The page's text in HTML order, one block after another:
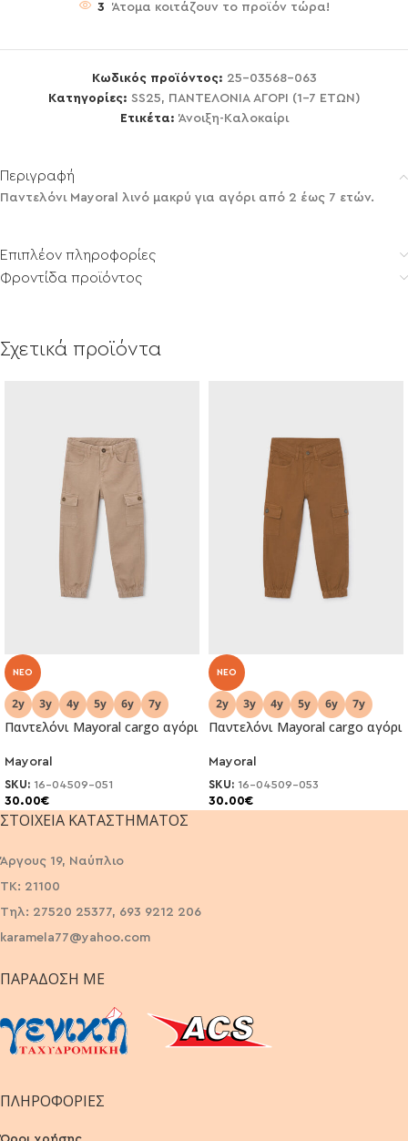
3 Άτομα κοιτάζουν το προϊόν τώρα!
Κωδικός προϊόντος: 25-03568-063
Κατηγορίες: SS25, ΠΑΝΤΕΛΟΝΙΑ ΑΓΟΡΙ (1-7 ΕΤΩΝ)
Ετικέτα: Άνοιξη-Καλοκαίρι
Περιγραφή
Παντελόνι Mayoral λινό μακρύ για αγόρι από 2 έως 7 ετών.
Επιπλέον πληροφορίες
Φροντίδα προϊόντος
Σχετικά προϊόντα
NEO
Παντελόνι Mayoral cargo αγόρι
Mayoral
SKU: 16-04509-051
30.00€
NEO
Παντελόνι Mayoral cargo αγόρι
Mayoral
SKU: 16-04509-053
30.00€
ΣΤΟΙΧΕΊΑ ΚΑΤΑΣΤΉΜΑΤΟΣ
Άργους 19, Ναύπλιο
ΤΚ: 21100
Τηλ: 27520 25377, 693 9212 206
karamela77@yahoo.com
ΠΑΡΆΔΟΣΗ ΜΕ
ΠΛΗΡΟΦΟΡΙΕΣ